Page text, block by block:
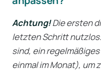
Achtung!Die ersten
letzten Schritt
sind, ein
einmal im Monat), um